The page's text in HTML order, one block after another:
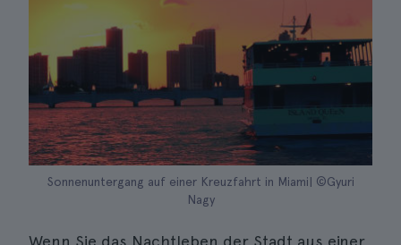
Sonnenuntergang auf einer Kreuzfahrt in Miami| ©Gyuri
Nagy
Wenn Sie das Nachtleben der Stadt aus einer